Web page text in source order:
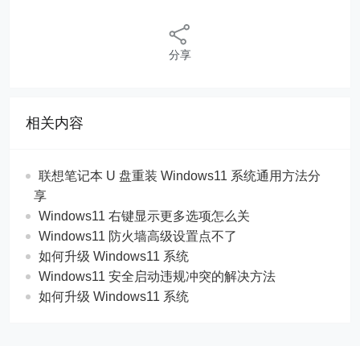
分享
相关内容
联想笔记本 U 盘重装 Windows11 系统通用方法分
享
Windows11 右键显示更多选项怎么关
Windows11 防火墙高级设置点不了
如何升级 Windows11 系统
Windows11 安全启动违规冲突的解决方法
如何升级 Windows11 系统